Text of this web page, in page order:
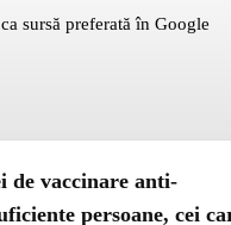
sursă preferată în Google
de vaccinare anti-
persoane, cei